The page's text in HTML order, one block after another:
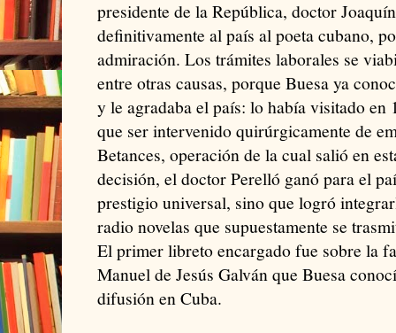
presidente de la República, doctor
definitivamente al país al poeta cubano,
admiración. Los trámites laborales se
entre otras causas, porque Buesa ya
y le agradaba el país: lo había visitado en
que ser intervenido quirúrgicamente de
Betances, operación de la cual salió en
decisión, el doctor Perelló ganó para el
prestigio universal, sino que logró
radio novelas que supuestamente se
El primer libreto encargado fue sobre la
Manuel de Jesús Galván que Buesa
difusión en Cuba.